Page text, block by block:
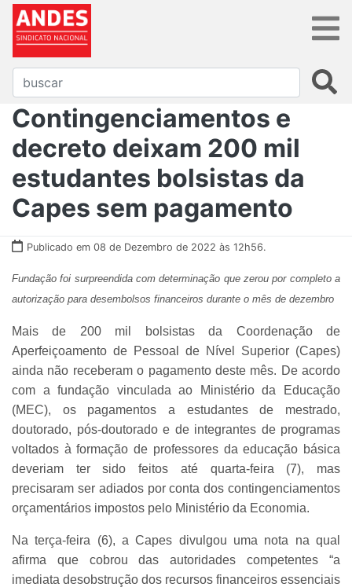
Contingenciamentos e
decreto deixam 200 mil
estudantes bolsistas da
Capes sem pagamento
Publicado em 08 de Dezembro de 2022 às 12h56.
Fundação foi surpreendida com determinação que zerou por completo a
autorização para desembolsos financeiros durante o mês de dezembro
Mais de 200 mil bolsistas da Coordenação de
Aperfeiçoamento de Pessoal de Nível Superior (Capes)
ainda não receberam o pagamento deste mês. De acordo
com a fundação vinculada ao Ministério da Educação
(MEC), os pagamentos a estudantes de mestrado,
doutorado, pós-doutorado e de integrantes de programas
voltados à formação de professores da educação básica
deveriam ter sido feitos até quarta-feira (7), mas
precisaram ser adiados por conta dos contingenciamentos
orçamentários impostos pelo Ministério da Economia.
Na terça-feira (6), a Capes divulgou uma nota na qual
afirma que cobrou das autoridades competentes “a
imediata desobstrução dos recursos financeiros essenciais